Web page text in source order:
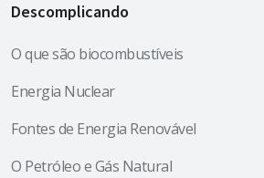
Descomplicando
O que são biocombustíveis
Energia Nuclear
Fontes de Energia Renovável
O Petróleo e Gás Natural